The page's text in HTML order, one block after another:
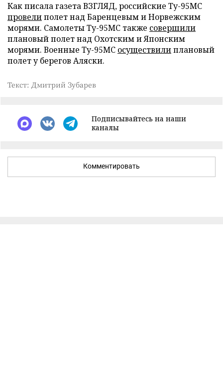
Как писала газета ВЗГЛЯД, российские Ту-95МС
провелиполет над Баренцевым и Норвежским
морями. Самолеты Ту-95МС также совершили
плановый полет над Охотским и Японским
морями. Военные Ту-95МС осуществилиплановый
полет у берегов Аляски.
Текст: Дмитрий Зубарев
Подписывайтесь на наши
каналы
Комментировать